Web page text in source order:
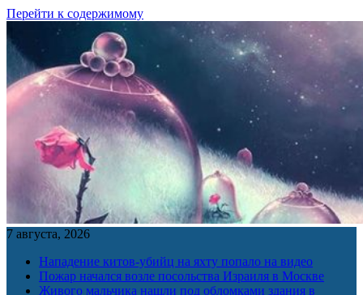
Перейти к содержимому
7 августа, 2026
Нападение китов-убийц на яхту попало на видео
Пожар начался возле посольства Израиля в Москве
Живого мальчика нашли под обломками здания в